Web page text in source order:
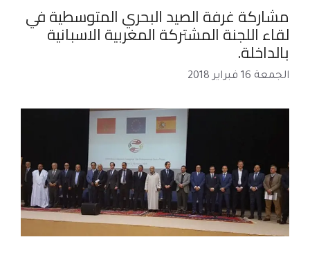
مشاركة غرفة الصيد البحري المتوسطية في
لقاء اللجنة المشتركة المغربية الاسبانية
بالداخلة.
الجمعة 16 فبراير 2018